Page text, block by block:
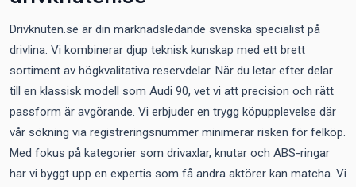
Drivknuten.se är din marknadsledande svenska specialist på
drivlina. Vi kombinerar djup teknisk kunskap med ett brett
sortiment av högkvalitativa reservdelar. När du letar efter delar
till en klassisk modell som Audi 90, vet vi att precision och rätt
passform är avgörande. Vi erbjuder en trygg köpupplevelse där
vår sökning via registreringsnummer minimerar risken för felköp.
Med fokus på kategorier som drivaxlar, knutar och ABS-ringar
har vi byggt upp en expertis som få andra aktörer kan matcha. Vi